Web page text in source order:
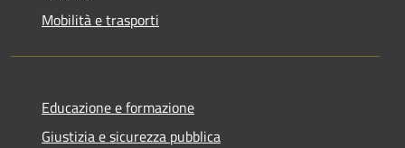
Mobilità e trasporti
Educazione e formazione
Giustizia e sicurezza pubblica